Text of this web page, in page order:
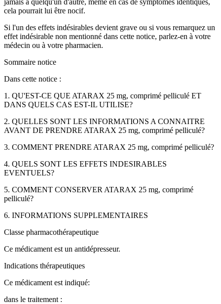
jamais à quelqu'un d'autre, même en cas de symptômes identiques,
cela pourrait lui être nocif.
Si l'un des effets indésirables devient grave ou si vous remarquez un
effet indésirable non mentionné dans cette notice, parlez-en à votre
médecin ou à votre pharmacien.
Sommaire notice
Dans cette notice :
1. QU'EST-CE QUE ATARAX 25 mg, comprimé pelliculé ET
DANS QUELS CAS EST-IL UTILISE?
2. QUELLES SONT LES INFORMATIONS A CONNAITRE
AVANT DE PRENDRE ATARAX 25 mg, comprimé pelliculé?
3. COMMENT PRENDRE ATARAX 25 mg, comprimé pelliculé?
4. QUELS SONT LES EFFETS INDESIRABLES
EVENTUELS?
5. COMMENT CONSERVER ATARAX 25 mg, comprimé
pelliculé?
6. INFORMATIONS SUPPLEMENTAIRES
Classe pharmacothérapeutique
Ce médicament est un antidépresseur.
Indications thérapeutiques
Ce médicament est indiqué:
dans le traitement :